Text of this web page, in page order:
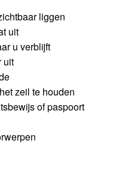
liggen
uit
u verblijft
uit
zeil te houden
of paspoort